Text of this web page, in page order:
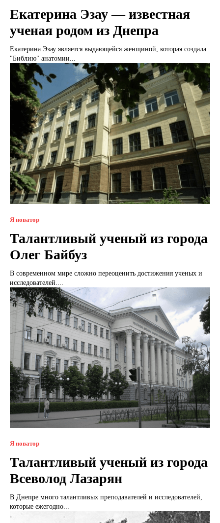
Екатерина Эзау — известная
ученая родом из Днепра
Екатерина Эзау является выдающейся женщиной, которая создала
"Библию" анатомии...
Я новатор
Талантливый ученый из города
Олег Байбуз
В современном мире сложно переоценить достижения ученых и
исследователей....
Я новатор
Талантливый ученый из города
Всеволод Лазарян
В Днепре много талантливых преподавателей и исследователей,
которые ежегодно...